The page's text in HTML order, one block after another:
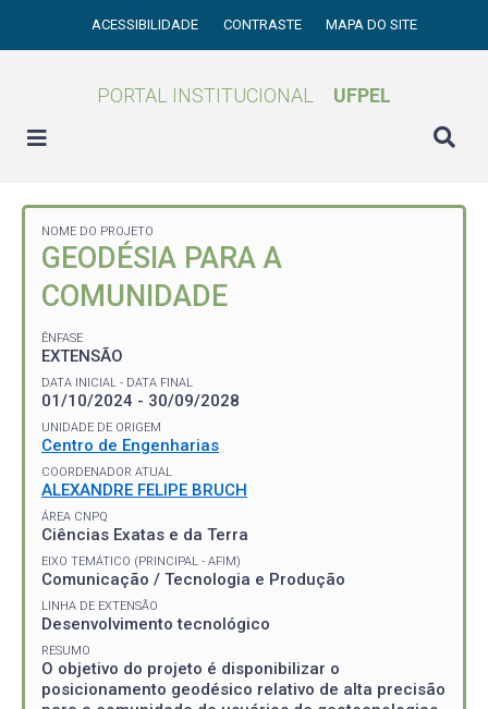
ACESSIBILIDADE CONTRASTE MAPA DO SITE
PORTAL INSTITUCIONAL UFPEL
NOME DO PROJETO
GEODÉSIA PARA A
COMUNIDADE
ÊNFASE
EXTENSÃO
DATA INICIAL - DATA FINAL
01/10/2024 - 30/09/2028
UNIDADE DE ORIGEM
Centro de Engenharias
COORDENADOR ATUAL
ALEXANDRE FELIPE BRUCH
ÁREA CNPQ
Ciências Exatas e da Terra
EIXO TEMÁTICO (PRINCIPAL - AFIM)
Comunicação / Tecnologia e Produção
LINHA DE EXTENSÃO
Desenvolvimento tecnológico
RESUMO
O objetivo do projeto é disponibilizar o
posicionamento geodésico relativo de alta precisão